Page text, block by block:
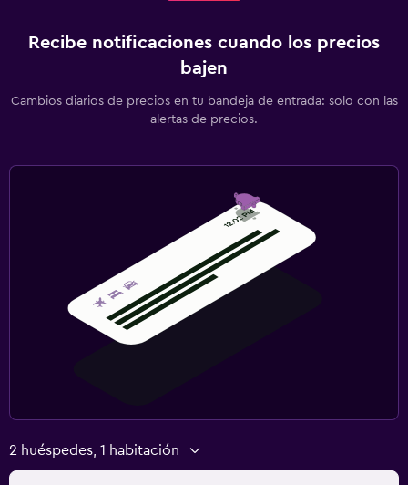
Recibe notificaciones cuando los precios
bajen
Cambios diarios de precios en tu bandeja de entrada: solo con las
alertas de precios.
2 huéspedes, 1 habitación